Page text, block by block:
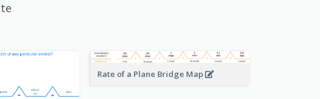
Rate of a Plane Bridge Map